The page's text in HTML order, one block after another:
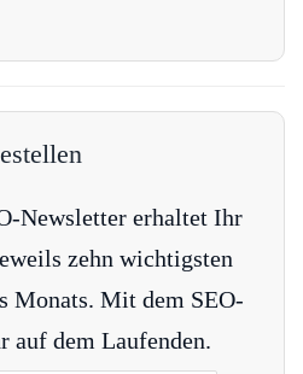
Newsletter erhaltet Ihr
zehn wichtigsten
Monats. Mit dem SEO-
auf dem Laufenden.